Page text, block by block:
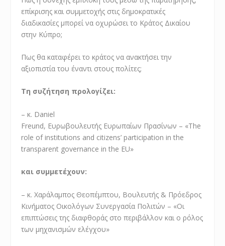
επίκρισης και συμμετοχής στις δημοκρατικές
διαδικασίες μπορεί να οχυρώσει το Κράτος Δικαίου
στην Κύπρο;
Πως θα καταφέρει το κράτος να ανακτήσει την
αξιοπιστία του έναντι στους πολίτες;
Τη συζήτηση προλογίζει:
– κ. Daniel
Freund, Ευρωβουλευτής Ευρωπαίων Πρασίνων – «The
role of institutions and citizens’ participation in the
transparent governance in the EU»
και συμμετέχουν:
– κ. Χαράλαμπος Θεοπέμπτου, Βουλευτής & Πρόεδρος
Κινήματος Οικολόγων Συνεργασία Πολιτών – «Οι
επιπτώσεις της διαφθοράς στο περιβάλλον και ο ρόλος
των μηχανισμών ελέγχου»